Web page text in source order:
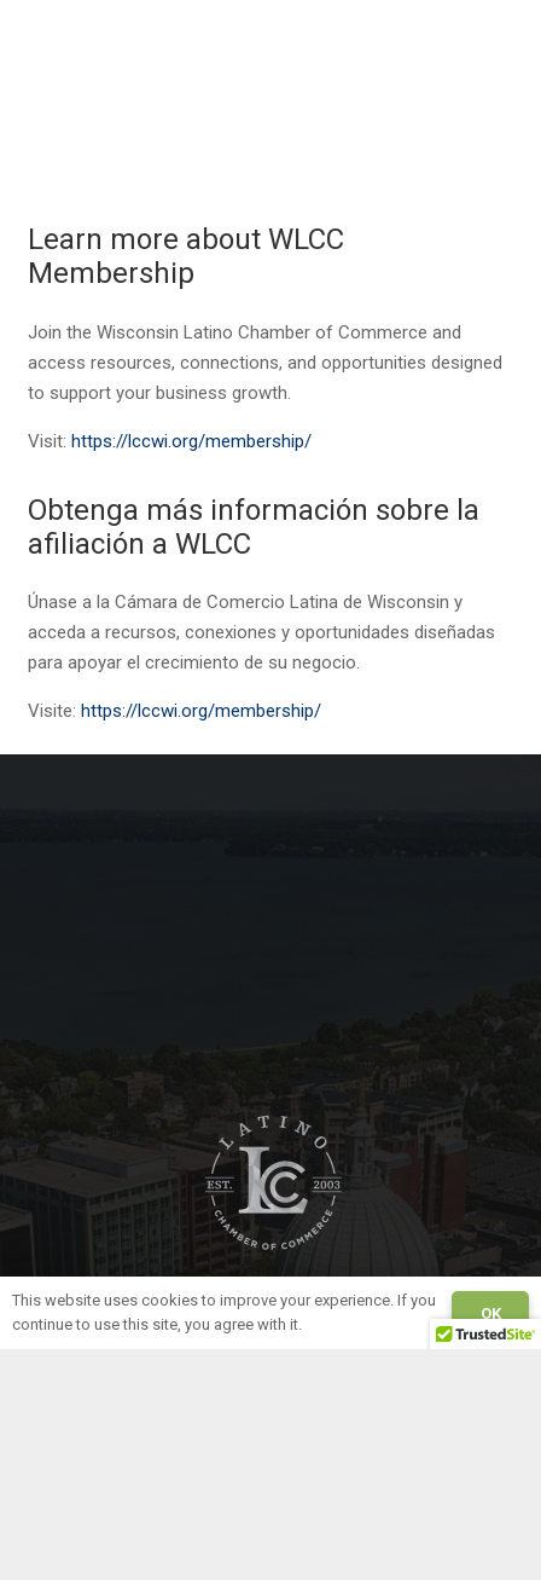
Learn more about WLCC
Membership
Join the Wisconsin Latino Chamber of Commerce and
access resources, connections, and opportunities designed
to support your business growth.
Visit: https://lccwi.org/membership/
Obtenga más información sobre la
afiliación a WLCC
Únase a la Cámara de Comercio Latina de Wisconsin y
acceda a recursos, conexiones y oportunidades diseñadas
para apoyar el crecimiento de su negocio.
Visite: https://lccwi.org/membership/
Our Organization
This website uses cookies to improve your experience. If you
continue to use this site, you agree with it.
OK